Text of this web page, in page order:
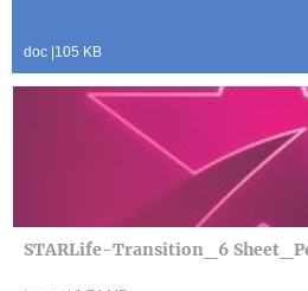
doc 105 KB
STARLife-Transition_6